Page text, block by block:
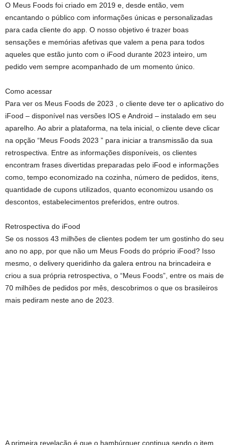
O Meus Foods foi criado em 2019 e, desde então, vem
encantando o público com informações únicas e personalizadas
para cada cliente do app. O nosso objetivo é trazer boas
sensações e memórias afetivas que valem a pena para todos
aqueles que estão junto com o iFood durante 2023 inteiro, um
pedido vem sempre acompanhado de um momento único.
Como acessar
Para ver os Meus Foods de 2023 , o cliente deve ter o aplicativo do
iFood – disponível nas versões IOS e Android – instalado em seu
aparelho. Ao abrir a plataforma, na tela inicial, o cliente deve clicar
na opção “Meus Foods 2023 ” para iniciar a transmissão da sua
retrospectiva. Entre as informações disponíveis, os clientes
encontram frases divertidas preparadas pelo iFood e informações
como, tempo economizado na cozinha, número de pedidos, itens,
quantidade de cupons utilizados, quanto economizou usando os
descontos, estabelecimentos preferidos, entre outros.
Retrospectiva do iFood
Se os nossos 43 milhões de clientes podem ter um gostinho do seu
ano no app, por que não um Meus Foods do próprio iFood? Isso
mesmo, o delivery queridinho da galera entrou na brincadeira e
criou a sua própria retrospectiva, o “Meus Foods”, entre os mais de
70 milhões de pedidos por mês, descobrimos o que os brasileiros
mais pediram neste ano de 2023.
A primeira revelação é que o hambúrguer continua sendo o item